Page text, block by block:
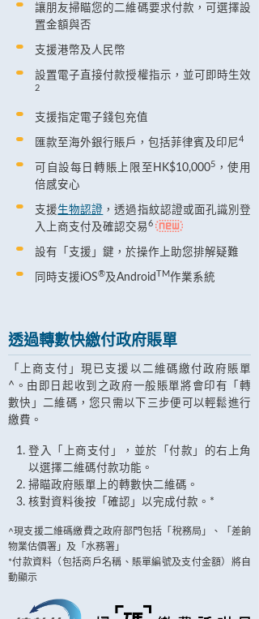
讓朋友掃瞄您的二維碼要求付款，可選擇設
置金額與否
支援港幣及人民幣
設置電子直接付款授權指示，並可即時生效
2
支援指定電子錢包充值
匯款至海外銀行賬戶，包括菲律賓及印尼4
可自設每日轉賬上限至HK$10,0005 ，使用
倍感安心
支援生物認證 ，透過指紋認證或面孔識別登
入上商支付及確認交易6
設有「支援」鍵，於操作上助您排解疑難
同時支援iOS®及AndroidTM作業系統
透過轉數快繳付政府賬單
「上商支付」現已支援以二維碼繳付政府賬單
^。由即日起收到之政府一般賬單將會印有「轉
數快」二維碼，您只需以下三步便可以輕鬆進行
繳費。
登入「上商支付」，並於「付款」的右上角
以選擇二維碼付款功能。
掃瞄政府賬單上的轉數快二維碼。
核對資料後按「確認」以完成付款。*
^現支援二維碼繳費之政府部門包括「稅務局」、「差餉
物業估價署」及「水務署」
*付款資料（包括商戶名稱、賬單編號及支付金額）將自
動顯示